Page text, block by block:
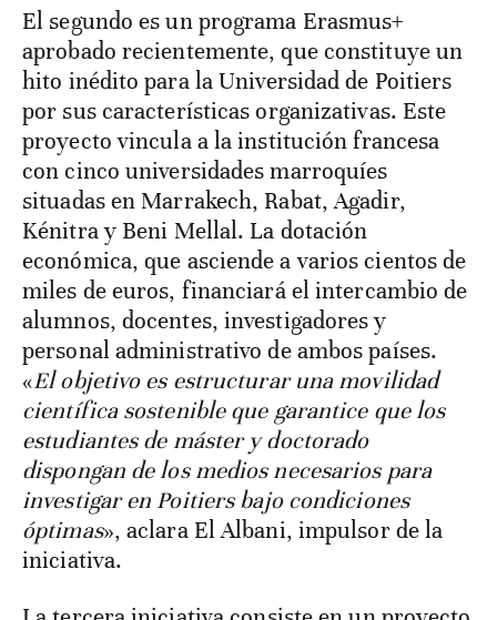
El segundo es un programa Erasmus+
aprobado recientemente, que constituye un
hito inédito para la Universidad de Poitiers
por sus características organizativas. Este
proyecto vincula a la institución francesa
con cinco universidades marroquíes
situadas en Marrakech, Rabat, Agadir,
Kénitra y Beni Mellal. La dotación
económica, que asciende a varios cientos de
miles de euros, financiará el intercambio de
alumnos, docentes, investigadores y
personal administrativo de ambos países.
«El objetivo es estructurar una movilidad
científica sostenible que garantice que los
estudiantes de máster y doctorado
dispongan de los medios necesarios para
investigar en Poitiers bajo condiciones
óptimas», aclara El Albani, impulsor de la
iniciativa.